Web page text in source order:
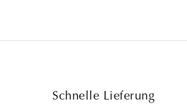
Schnelle Lieferung